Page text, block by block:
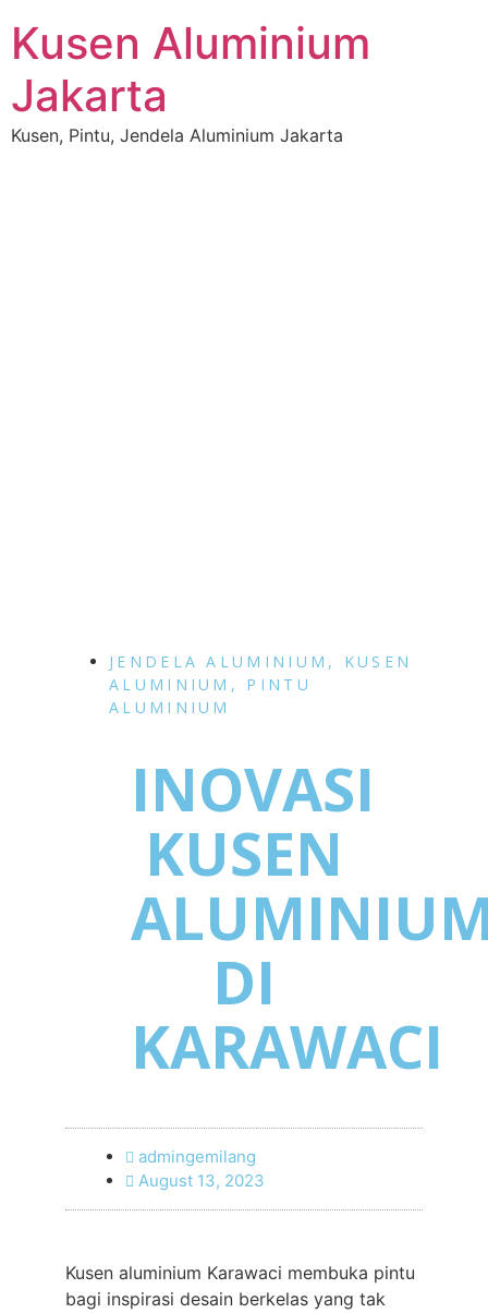
content
Kusen Aluminium
Jakarta
Kusen, Pintu, Jendela Aluminium Jakarta
JENDELA ALUMINIUM , KUSEN
ALUMINIUM , PINTU
ALUMINIUM
INOVASI
KUSEN
DI
KARAWACI
admingemilang
August 13, 2023
Kusen aluminium Karawaci membuka pintu
bagi inspirasi desain berkelas yang tak